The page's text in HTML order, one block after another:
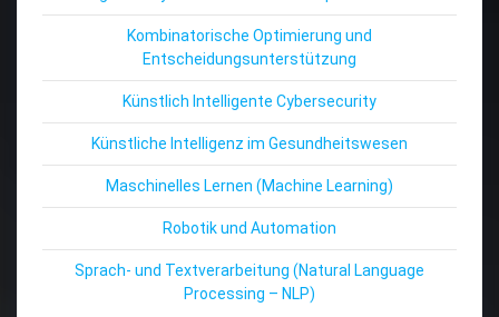
Kombinatorische Optimierung und
Entscheidungsunterstützung
Künstlich Intelligente Cybersecurity
Künstliche Intelligenz im Gesundheitswesen
Maschinelles Lernen (Machine Learning)
Robotik und Automation
Sprach- und Textverarbeitung (Natural Language
Processing – NLP)